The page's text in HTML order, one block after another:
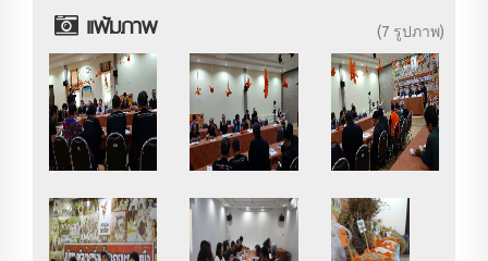
แฟ้มภาพ (7 รูปภาพ)